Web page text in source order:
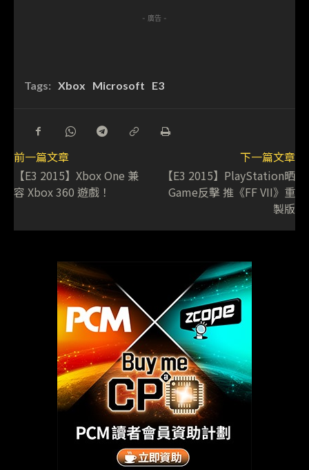
- 廣告 -
Tags: Xbox Microsoft E3
前一篇文章
【E3 2015】Xbox One 兼
容 Xbox 360 遊戲！
下一篇文章
【E3 2015】PlayStation晒
Game反擊 推《FF VII》重
製版